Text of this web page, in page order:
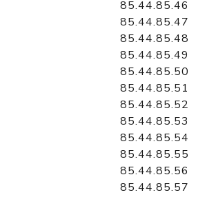
85.44.85.46
85.44.85.47
85.44.85.48
85.44.85.49
85.44.85.50
85.44.85.51
85.44.85.52
85.44.85.53
85.44.85.54
85.44.85.55
85.44.85.56
85.44.85.57